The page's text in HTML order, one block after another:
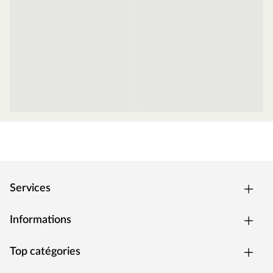
impression numérique
AWS – Authentic Wood Surface
Services
Informations
Top catégories